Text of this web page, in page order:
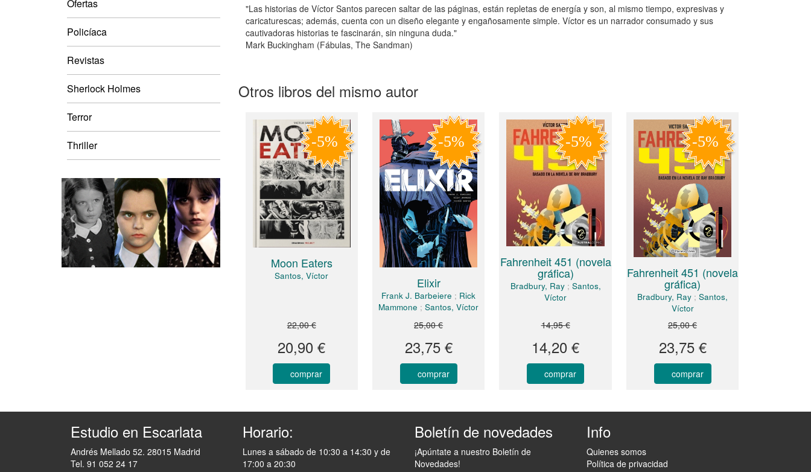
Ofertas
Policíaca
Revistas
Sherlock Holmes
Terror
Thriller
"Las historias de Víctor Santos parecen saltar de las páginas, están repletas de energía y son, al mismo tiempo, expresivas y
caricaturescas; además, cuenta con un diseño elegante y engañosamente simple. Víctor es un narrador consumado y sus
cautivadoras historias te fascinarán, sin ninguna duda."
Mark Buckingham (Fábulas, The Sandman)
Otros libros del mismo autor
Moon Eaters
Santos, Víctor
22,00 €
20,90 €
comprar
Elixir
Frank J. Barbeiere ; Rick
Mammone ;Santos, Víctor
25,00 €
23,75 €
comprar
Fahrenheit 451 (novela
gráfica)
Bradbury, Ray; Santos,
Víctor
14,95 €
14,20 €
comprar
Fahrenheit 451 (novela
gráfica)
Bradbury, Ray ;Santos,
Víctor
25,00 €
23,75 €
comprar
Estudio en Escarlata
Andrés Mellado 52. 28015 Madrid
Tel. 91 052 24 17
Horario:
Lunes a sábado de 10:30 a 14:30 y de
17:00 a 20:30
Boletín de novedades
¡Apúntate a nuestro Boletín de
Novedades!
Info
Quienes somos
Política de privacidad